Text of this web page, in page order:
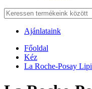
Ajánlataink
Főoldal
Kéz
La Roche-Posay